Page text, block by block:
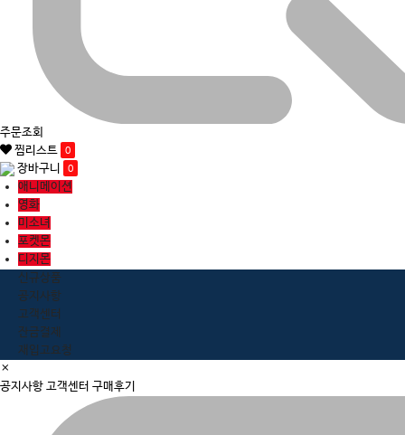
주문조회
찜리스트
0
장바구니 0
애니메이션
영화
미소녀
포켓몬
디지몬
신규상품
공지사항
고객센터
잔금결제
재입고요청
close
navigation
×
공지사항 고객센터 구매후기